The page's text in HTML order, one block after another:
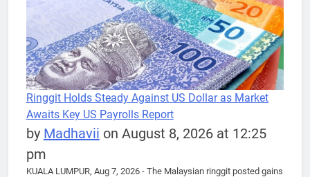
Ringgit Holds Steady Against US Dollar as Market
Awaits Key US Payrolls Report
by Madhavii on August 8, 2026 at 12:25
pm
KUALA LUMPUR, Aug 7, 2026 - The Malaysian ringgit posted gains